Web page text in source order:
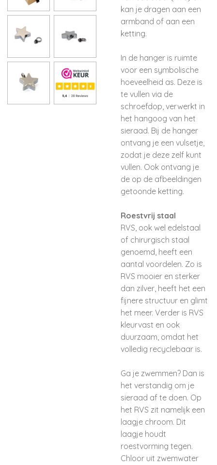
kan je dragen aan een
armband of aan een
ketting.
In de hanger is ruimte
voor een symbolische
hoeveelheid as. Deze is
te vullen via de
schroefdop, verwerkt in
het hangoog van het
sieraad. Bij de hanger
ontvang je een vulsetje,
zodat je deze zelf kunt
vullen. Ook ontvang je
de op de afbeeldingen
getoonde ketting.
Roestvrij staal
RVS, ook wel edelstaal
of chirurgisch staal
genoemd, heeft een
aantal voordelen. Zo is
RVS mooier en sterker
dan zilver, heeft het een
fijnere structuur en glimt
het meer. Verder is RVS
kleurvast en ook
duurzaam, omdat het
volledig recyclebaar is.
Ga je zwemmen? Dan is
het verstandig om je
sieraad af te doen. Op
het RVS zit namelijk een
laagje chroom. Dit
laagje houdt
roestvorming tegen.
Chloor uit zwemwater